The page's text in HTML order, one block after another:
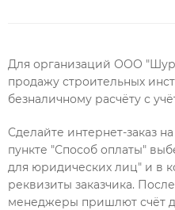
Для организаций ООО
продажу строительных
безналичному расчёту с
Сделайте интернет-заказ
пункте "Способ оплаты"
для юридических лиц" и в
реквизиты заказчика.
менеджеры пришлют счёт